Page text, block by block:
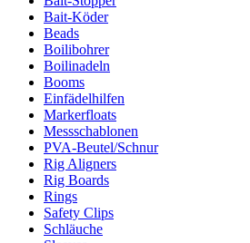
Bait-Köder
Beads
Boilibohrer
Boilinadeln
Booms
Einfädelhilfen
Markerfloats
Messschablonen
PVA-Beutel/Schnur
Rig Aligners
Rig Boards
Rings
Safety Clips
Schläuche